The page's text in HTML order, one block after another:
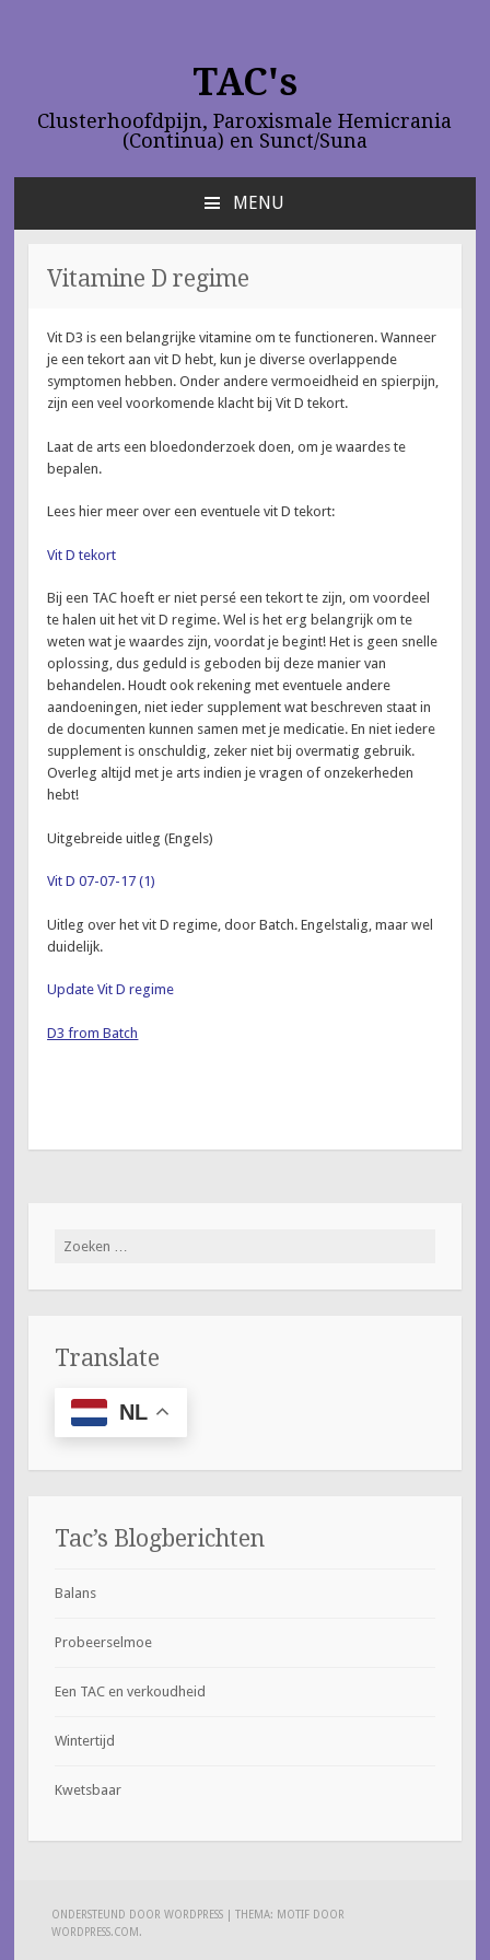
TAC's
Clusterhoofdpijn, Paroxismale Hemicrania
(Continua) en Sunct/Suna
MENU
INHOUD
SPRINGEN
Vitamine D regime
Vit D3 is een belangrijke vitamine om te functioneren. Wanneer
je een tekort aan vit D hebt, kun je diverse overlappende
symptomen hebben. Onder andere vermoeidheid en spierpijn,
zijn een veel voorkomende klacht bij Vit D tekort.
Laat de arts een bloedonderzoek doen, om je waardes te
bepalen.
Lees hier meer over een eventuele vit D tekort:
Vit D tekort
Bij een TAC hoeft er niet persé een tekort te zijn, om voordeel
te halen uit het vit D regime. Wel is het erg belangrijk om te
weten wat je waardes zijn, voordat je begint! Het is geen snelle
oplossing, dus geduld is geboden bij deze manier van
behandelen. Houdt ook rekening met eventuele andere
aandoeningen, niet ieder supplement wat beschreven staat in
de documenten kunnen samen met je medicatie. En niet iedere
supplement is onschuldig, zeker niet bij overmatig gebruik.
Overleg altijd met je arts indien je vragen of onzekerheden
hebt!
Uitgebreide uitleg (Engels)
Vit D 07-07-17 (1)
Uitleg over het vit D regime, door Batch. Engelstalig, maar wel
duidelijk.
Update Vit D regime
D3 from Batch
Zoeken
Translate
NL
Tac’s Blogberichten
Balans
Probeerselmoe
Een TAC en verkoudheid
Wintertijd
Kwetsbaar
ONDERSTEUND DOOR WORDPRESS |THEMA: MOTIF DOOR
WORDPRESS.COM .